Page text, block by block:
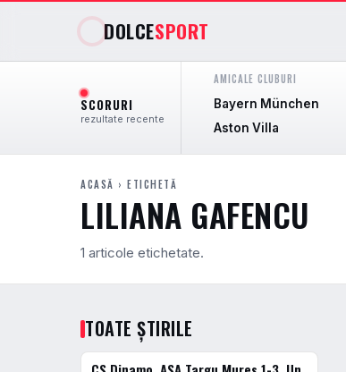
DOLCESPORT
SCORURI
rezultate recente
AMICALE CLUBURI
Bayern München
Aston Villa
ACASĂ › ETICHETĂ
LILIANA GAFENCU
1 articole etichetate.
TOATE ȘTIRILE
FOTBAL INTERN